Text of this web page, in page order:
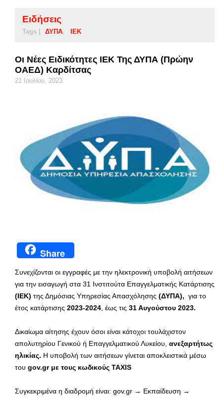
Ειδήσεις
Tags | ΔΥΠΑ ΙΕΚ
Οι Νέες Ειδικότητες ΙΕΚ Της ΔΥΠΑ (πρώην
ΟΑΕΔ) Καρδίτσας
21 Ιουλίου, 2023
Share
Συνεχίζονται οι εγγραφές με την ηλεκτρονική υποβολή αιτήσεων
για την εισαγωγή στα 31 Ινστιτούτα Επαγγελματικής Κατάρτισης
(ΙΕΚ) της Δημόσιας Υπηρεσίας Απασχόλησης (ΔΥΠΑ), για το
έτος κατάρτισης 2023-2024, έως τις 31 Αυγούστου 2023.
Δικαίωμα αίτησης έχουν όσοι είναι κάτοχοι τουλάχιστον
απολυτηρίου Γενικού ή Επαγγελματικού Λυκείου, ανεξαρτήτως
ηλικίας. Η υποβολή των αιτήσεων γίνεται αποκλειστικά μέσω
του gov.gr με τους κωδικούς TAXIS
Συγκεκριμένα η διαδρομή είναι: gov.gr → Εκπαίδευση →